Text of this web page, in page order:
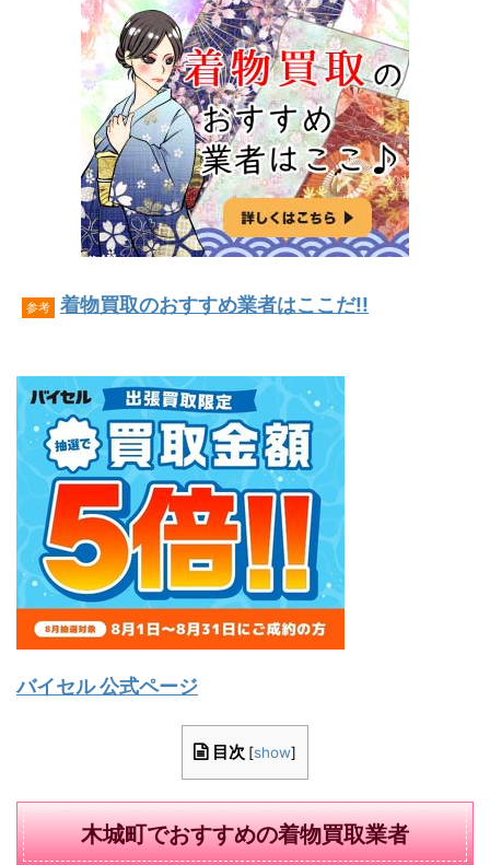
参考 着物買取のおすすめ業者はここだ!!
バイセル 公式ページ
目次 [show]
木城町でおすすめの着物買取業者